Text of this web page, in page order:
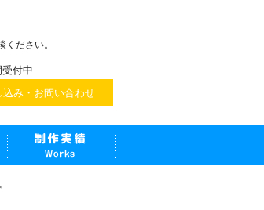
ださい。
受付中
み・お問い合わせ